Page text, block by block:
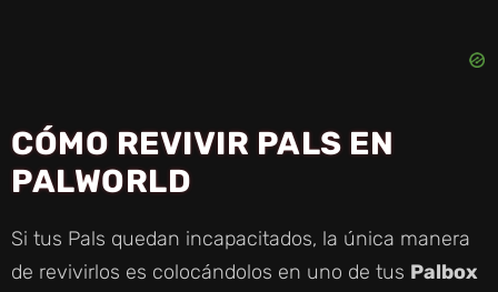
CÓMO REVIVIR PALS EN
PALWORLD
Si tus Pals quedan incapacitados, la única manera
de revivirlos es colocándolos en uno de tus Palbox